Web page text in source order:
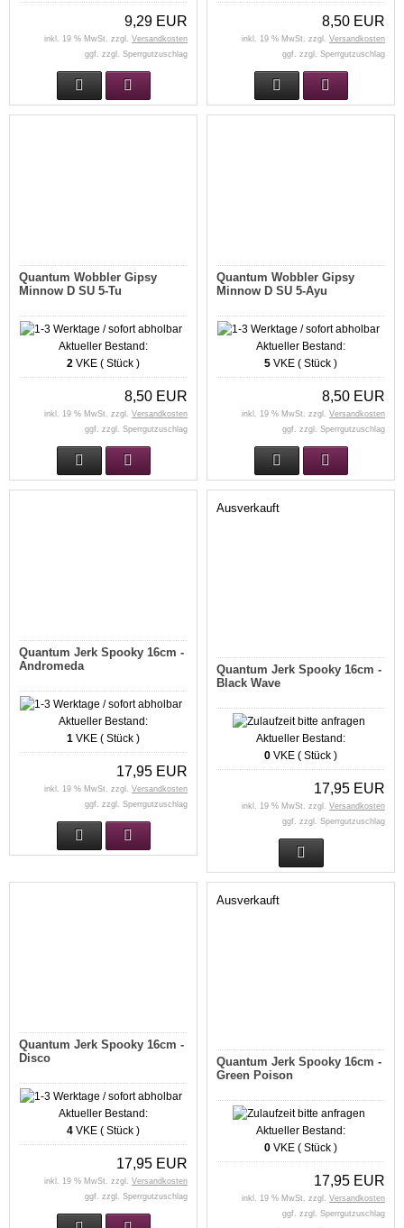
9,29 EUR
inkl. 19 % MwSt. zzgl. Versandkosten
ggf. zzgl. Sperrgutzuschlag
8,50 EUR
inkl. 19 % MwSt. zzgl. Versandkosten
ggf. zzgl. Sperrgutzuschlag
Quantum Wobbler Gipsy
Minnow D SU 5-Tu
Aktueller Bestand:
2 VKE ( Stück )
8,50 EUR
inkl. 19 % MwSt. zzgl. Versandkosten
ggf. zzgl. Sperrgutzuschlag
Quantum Wobbler Gipsy
Minnow D SU 5-Ayu
Aktueller Bestand:
5 VKE ( Stück )
8,50 EUR
inkl. 19 % MwSt. zzgl. Versandkosten
ggf. zzgl. Sperrgutzuschlag
Quantum Jerk Spooky 16cm -
Andromeda
Aktueller Bestand:
1 VKE ( Stück )
17,95 EUR
inkl. 19 % MwSt. zzgl. Versandkosten
ggf. zzgl. Sperrgutzuschlag
Ausverkauft
Quantum Jerk Spooky 16cm -
Black Wave
Aktueller Bestand:
0 VKE ( Stück )
17,95 EUR
inkl. 19 % MwSt. zzgl. Versandkosten
ggf. zzgl. Sperrgutzuschlag
Quantum Jerk Spooky 16cm -
Disco
Aktueller Bestand:
4 VKE ( Stück )
17,95 EUR
inkl. 19 % MwSt. zzgl. Versandkosten
ggf. zzgl. Sperrgutzuschlag
Ausverkauft
Quantum Jerk Spooky 16cm -
Green Poison
Aktueller Bestand:
0 VKE ( Stück )
17,95 EUR
inkl. 19 % MwSt. zzgl. Versandkosten
ggf. zzgl. Sperrgutzuschlag